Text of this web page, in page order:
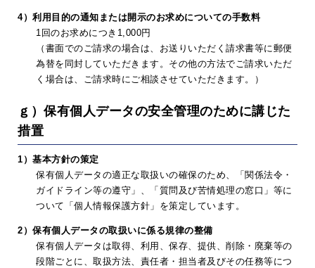
4）利用目的の通知または開示のお求めについての手数料
1回のお求めにつき1,000円
（書面でのご請求の場合は、お送りいただく請求書等に郵便
為替を同封していただきます。その他の方法でご請求いただ
く場合は、ご請求時にご相談させていただきます。）
ｇ）保有個人データの安全管理のために講じた
措置
1）基本方針の策定
保有個人データの適正な取扱いの確保のため、「関係法令・
ガイドライン等の遵守」、「質問及び苦情処理の窓口」等に
ついて「個人情報保護方針」を策定しています。
2）保有個人データの取扱いに係る規律の整備
保有個人データは取得、利用、保存、提供、削除・廃棄等の
段階ごとに、取扱方法、責任者・担当者及びその任務等につ